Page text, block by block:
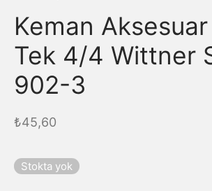
Keman
Tek 4/4 Wittner
902-3
₺45,60
Stokta yok